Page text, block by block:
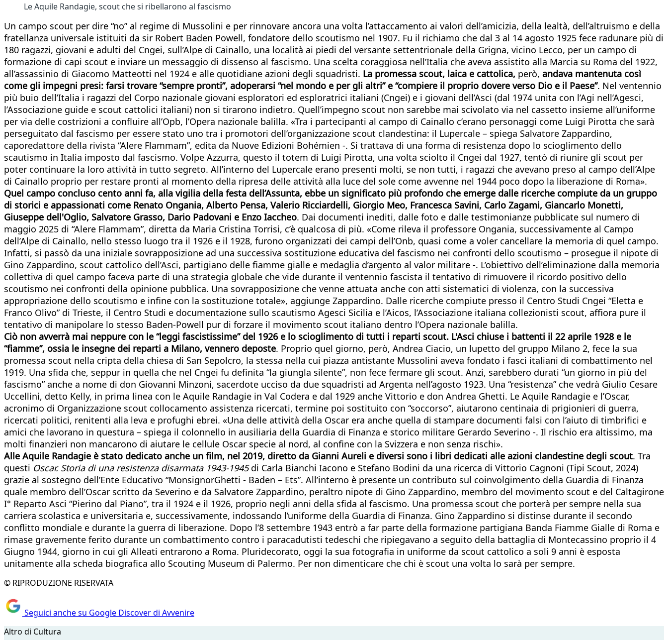
Le Aquile Randagie, scout che si ribellarono al fascismo
Un campo scout per dire “no” al regime di Mussolini e per rinnovare ancora una volta l’attaccamento ai valori dell’amicizia, della lealtà, dell’altruismo e della
fratellanza universale istituiti da sir Robert Baden Powell, fondatore dello scoutismo nel 1907. Fu il richiamo che dal 3 al 14 agosto 1925 fece radunare più di
180 ragazzi, giovani e adulti del Cngei, sull’Alpe di Cainallo, una località ai piedi del versante settentrionale della Grigna, vicino Lecco, per un campo di
formazione di capi scout e inviare un messaggio di dissenso al fascismo. Una scelta coraggiosa nell’Italia che aveva assistito alla Marcia su Roma del 1922,
all’assassinio di Giacomo Matteotti nel 1924 e alle quotidiane azioni degli squadristi. La promessa scout, laica e cattolica, però, andava mantenuta così
come gli impegni presi: farsi trovare “sempre pronti”, adoperarsi “nel mondo e per gli altri” e “compiere il proprio dovere verso Dio e il Paese”. Nel ventennio
più buio dell’Italia i ragazzi del Corpo nazionale giovani esploratori ed esploratrici italiani (Cngei) e i giovani dell’Asci (dal 1974 unita con l’Agi nell’Agesci,
l’Associazione guide e scout cattolici italiani) non si tirarono indietro. Quell’impegno scout non sarebbe mai scivolato via nel cassetto insieme all’uniforme
per via delle costrizioni a confluire all’Opb, l’Opera nazionale balilla. «Tra i partecipanti al campo di Cainallo c’erano personaggi come Luigi Pirotta che sarà
perseguitato dal fascismo per essere stato uno tra i promotori dell’organizzazione scout clandestina: il Lupercale – spiega Salvatore Zappardino,
caporedattore della rivista “Alere Flammam”, edita da Nuove Edizioni Bohémien -. Si trattava di una forma di resistenza dopo lo scioglimento dello
scautismo in Italia imposto dal fascismo. Volpe Azzurra, questo il totem di Luigi Pirotta, una volta sciolto il Cngei dal 1927, tentò di riunire gli scout per
poter continuare la loro attività in tutto segreto. All’interno del Lupercale erano presenti molti, se non tutti, i ragazzi che avevano preso al campo dell’Alpe
di Cainallo proprio per restare pronti al momento della ripresa delle attività alla luce del sole come avvenne nel 1944 poco dopo la liberazione di Roma».
Quel campo concluso cento anni fa, alla vigilia della festa dell’Assunta, ebbe un significato più profondo che emerge dalle ricerche compiute da un gruppo
di storici e appassionati come Renato Ongania, Alberto Pensa, Valerio Ricciardelli, Giorgio Meo, Francesca Savini, Carlo Zagami, Giancarlo Monetti,
Giuseppe dell'Oglio, Salvatore Grasso, Dario Padovani e Enzo Iaccheo. Dai documenti inediti, dalle foto e dalle testimonianze pubblicate sul numero di
maggio 2025 di “Alere Flammam”, diretta da Maria Cristina Torrisi, c’è qualcosa di più. «Come rileva il professore Ongania, successivamente al Campo
dell’Alpe di Cainallo, nello stesso luogo tra il 1926 e il 1928, furono organizzati dei campi dell’Onb, quasi come a voler cancellare la memoria di quel campo.
Infatti, si passò da una iniziale sovrapposizione ad una successiva sostituzione educativa del fascismo nei confronti dello scoutismo – prosegue il nipote di
Gino Zappardino, scout cattolico dell’Asci, partigiano delle fiamme gialle e medaglia d’argento al valor militare -. L’obiettivo dell’eliminazione dalla memoria
collettiva di quel campo faceva parte di una strategia globale che vide durante il ventennio fascista il tentativo di rimuovere il ricordo positivo dello
scoutismo nei confronti della opinione pubblica. Una sovrapposizione che venne attuata anche con atti sistematici di violenza, con la successiva
appropriazione dello scoutismo e infine con la sostituzione totale», aggiunge Zappardino. Dalle ricerche compiute presso il Centro Studi Cngei “Eletta e
Franco Olivo” di Trieste, il Centro Studi e documentazione sullo scautismo Agesci Sicilia e l’Aicos, l’Associazione italiana collezionisti scout, affiora pure il
tentativo di manipolare lo stesso Baden-Powell pur di forzare il movimento scout italiano dentro l’Opera nazionale balilla.
Ciò non avverrà mai neppure con le “leggi fascistissime” del 1926 e lo scioglimento di tutti i reparti scout. L'Asci chiuse i battenti il 22 aprile 1928 e le
“fiamme”, ossia le insegne dei reparti a Milano, vennero deposte. Proprio quel giorno, però, Andrea Ciacio, un lupetto del gruppo Milano 2, fece la sua
promessa scout nella cripta della chiesa di San Sepolcro, la stessa nella cui piazza antistante Mussolini aveva fondato i fasci italiani di combattimento nel
1919. Una sfida che, seppur in quella che nel Cngei fu definita “la giungla silente”, non fece fermare gli scout. Anzi, sarebbero durati “un giorno in più del
fascismo” anche a nome di don Giovanni Minzoni, sacerdote ucciso da due squadristi ad Argenta nell’agosto 1923. Una “resistenza” che vedrà Giulio Cesare
Uccellini, detto Kelly, in prima linea con le Aquile Randagie in Val Codera e dal 1929 anche Vittorio e don Andrea Ghetti. Le Aquile Randagie e l’Oscar,
acronimo di Organizzazione scout collocamento assistenza ricercati, termine poi sostituito con “soccorso”, aiutarono centinaia di prigionieri di guerra,
ricercati politici, renitenti alla leva e profughi ebrei. «Una delle attività della Oscar era anche quella di stampare documenti falsi con l’aiuto di timbrifici e
amici che lavorano in questura – spiega il colonnello in ausiliaria della Guardia di Finanza e storico militare Gerardo Severino -. Il rischio era altissimo, ma
molti finanzieri non mancarono di aiutare le cellule Oscar specie al nord, al confine con la Svizzera e non senza rischi».
Alle Aquile Randagie è stato dedicato anche un film, nel 2019, diretto da Gianni Aureli e diversi sono i libri dedicati alle azioni clandestine degli scout. Tra
questi Oscar. Storia di una resistenza disarmata 1943-1945di Carla Bianchi Iacono e Stefano Bodini da una ricerca di Vittorio Cagnoni (Tipi Scout, 2024)
grazie al sostegno dell’Ente Educativo “MonsignorGhetti - Baden – Ets”. All’interno è presente un contributo sul coinvolgimento della Guardia di Finanza
quale membro dell’Oscar scritto da Severino e da Salvatore Zappardino, peraltro nipote di Gino Zappardino, membro del movimento scout e del Caltagirone
I° Reparto Asci “Pierino dal Piano”, tra il 1924 e il 1926, proprio negli anni della sfida al fascismo. Una promessa scout che porterà per sempre nella sua
carriera scolastica e universitaria e, successivamente, indossando l’uniforme della Guardia di Finanza. Gino Zappardino si distinse durante il secondo
conflitto mondiale e durante la guerra di liberazione. Dopo l’8 settembre 1943 entrò a far parte della formazione partigiana Banda Fiamme Gialle di Roma e
rimase gravemente ferito durante un combattimento contro i paracadutisti tedeschi che ripiegavano a seguito della battaglia di Montecassino proprio il 4
Giugno 1944, giorno in cui gli Alleati entrarono a Roma. Pluridecorato, oggi la sua fotografia in uniforme da scout cattolico a soli 9 anni è esposta
unitamente alla scheda biografica allo Scouting Museum di Palermo. Per non dimenticare che chi è scout una volta lo sarà per sempre.
© RIPRODUZIONE RISERVATA
Seguici anche su Google Discover di Avvenire
Altro di Cultura